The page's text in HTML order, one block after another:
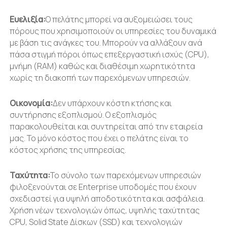
Ευελιξία:Ο πελάτης μπορεί να αυξομειώσει τους
πόρους που χρησιμοποιούν οι υπηρεσίες του δυναμικά
με βάση τις ανάγκες του. Μπορούν να αλλάξουν ανά
πάσα στιγμή πόροι όπως επεξεργαστική ισχύς (CPU),
μνήμη (RAM) καθώς και διαθέσιμη χωρητικότητα
χωρίς τη διακοπή των παρεχόμενων υπηρεσιών.
Οικονομία:Δεν υπάρχουν κόστη κτήσης και
συντήρησης εξοπλισμού. Ο εξοπλισμός
παρακολουθείται και συντηρείται από την εταιρεία
μας. Το μόνο κόστος που έχει ο πελάτης είναι το
κόστος χρήσης της υπηρεσίας.
Ταχύτητα:Το σύνολο των παρεχόμενων υπηρεσιών
φιλοξενούνται σε Enterprise υποδομές που έχουν
σχεδιαστεί για υψηλή αποδοτικότητα και ασφάλεια.
Χρήση νέων τεχνολογιών όπως, υψηλής ταχύτητας
CPU, Solid State Δίσκων (SSD) και τεχνολογιών